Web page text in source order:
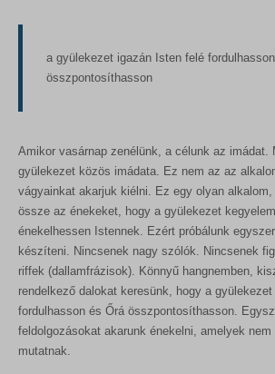
a gyülekezet igazán Isten felé
összpontosíthasson
Amikor vasárnap zenélünk, a célunk az imádat.
gyülekezet közös imádata. Ez nem az az
vágyainkat akarjuk kiélni. Ez egy olyan
össze az énekeket, hogy a gyülekezet
énekelhessen Istennek. Ezért próbálunk
készíteni. Nincsenek nagy szólók. Nincsenek
riffek (dallamfrázisok). Könnyű hangnemben,
rendelkező dalokat keresünk, hogy a
fordulhasson és Őrá összpontosíthasson.
feldolgozásokat akarunk énekelni, amelyek nem
mutatnak.